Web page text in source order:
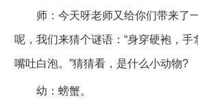
师：今天呀老师又给你们带来了
呢，我们来猜个谜语：“身穿硬袍，手
嘴吐白泡。”猜猜看，是什么小动物?
幼：螃蟹。